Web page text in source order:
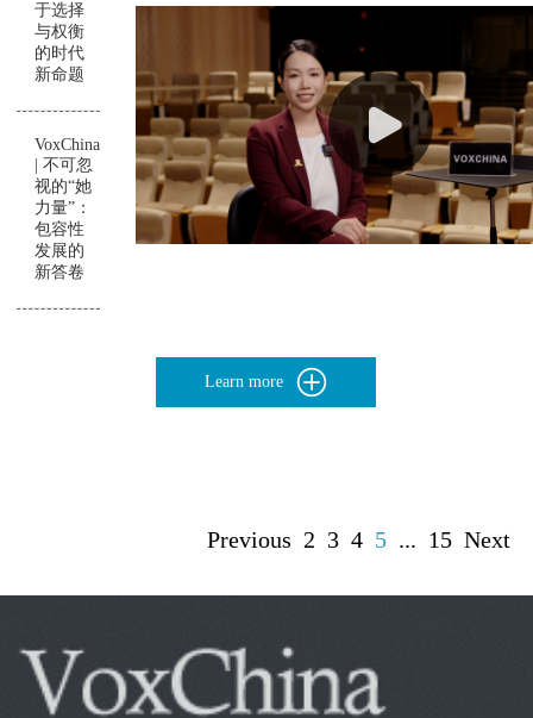
于选择
与权衡
的时代
新命题
VoxChina
| 不可忽
视的“她
力量”：
包容性
发展的
新答卷
Learn more
Previous 2 3 4 5 ... 15 Next